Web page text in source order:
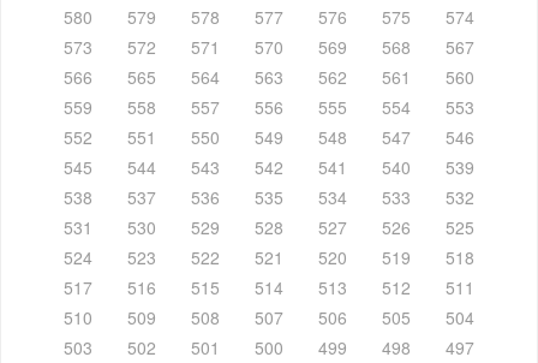
580
579 578 577 576 575
574
573
572 571 570 569 568
567
566
565 564 563 562 561
560
559
558 557 556 555 554
553
552
551 550 549 548 547
546
545
544 543 542 541 540
539
538
537 536 535 534 533
532
531
530 529 528 527 526
525
524
523 522 521 520 519
518
517
516 515 514 513 512
511
510
509 508 507 506 505
504
503
502 501 500 499 498
497